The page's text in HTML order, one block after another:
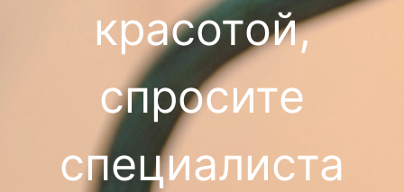
красотой,
спросите
специалиста